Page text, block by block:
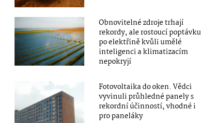
Obnovitelné zdroje trhají
rekordy, ale rostoucí poptávku
po elektřině kvůli umělé
inteligenci a klimatizacím
nepokryjí
Fotovoltaika do oken. Vědci
vyvinuli průhledné panely s
rekordní účinností, vhodné i
pro paneláky